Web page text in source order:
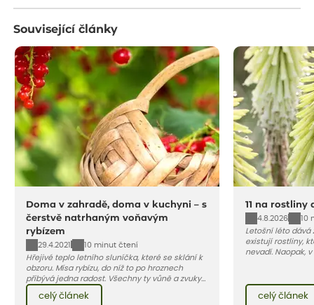
Související články
Doma v zahradě, doma v kuchyni – s
čerstvě natrhaným voňavým
rybízem
29.4.2021
10 minut čtení
Hřejivé teplo letního sluníčka, které se sklání k
obzoru. Mísa rybízu, do níž to po hroznech
přibývá jedna radost. Všechny ty vůně a zvuky
červencové zahrady. Sklizeň rybízu do kuchyně
vnese neuvěřitelný klid a radost. A taky trochu
celý článek
11 na rostliny
4.8.2026
10
Letošní léto dává
existují rostliny,
nevadí. Naopak,
horké a suché
Pojďme se
celý článek